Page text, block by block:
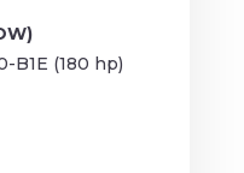
B1E (180 hp)